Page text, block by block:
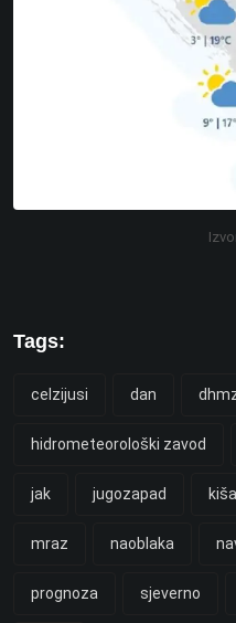
Tags:
celzijusi dan
hidrometeorološki zavod
jak jugozapad kiša
mraz naoblaka
prognoza sjeverno